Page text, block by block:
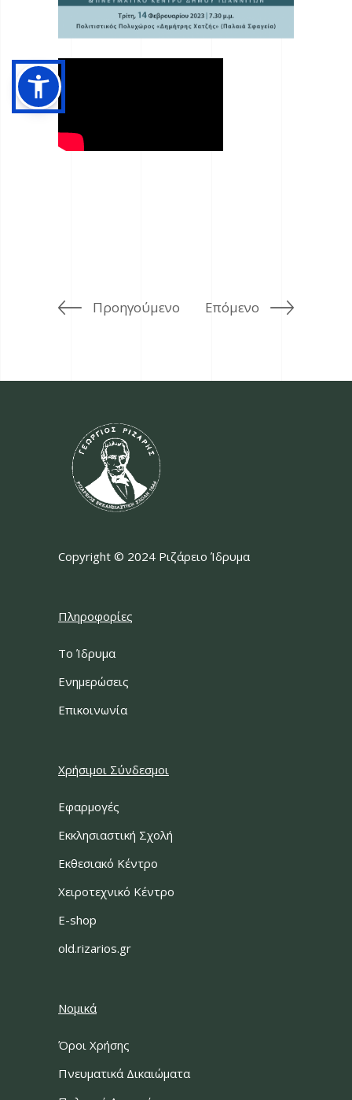
Προηγούμενο Επόμενο
Copyright © 2024 Ριζάρειο Ίδρυμα
Πληροφορίες
Το Ίδρυμα
Ενημερώσεις
Επικοινωνία
Χρήσιμοι Σύνδεσμοι
Εφαρμογές
Εκκλησιαστική Σχολή
Εκθεσιακό Κέντρο
Χειροτεχνικό Κέντρο
E-shop
old.rizarios.gr
Νομικά
Όροι Χρήσης
Πνευματικά Δικαιώματα